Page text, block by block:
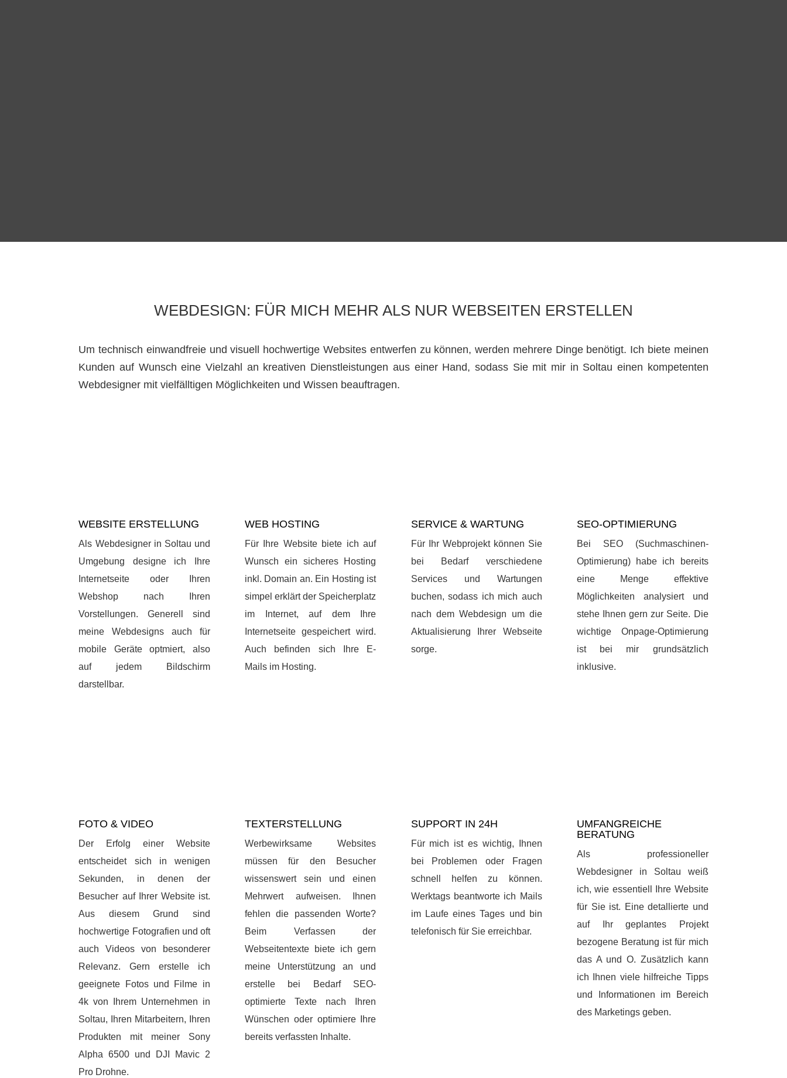
WEBDESIGN: FÜR MICH MEHR ALS NUR WEBSEITEN ERSTELLEN
Um technisch einwandfreie und visuell hochwertige Websites entwerfen zu können, werden mehrere Dinge benötigt. Ich biete meinen
Kunden auf Wunsch eine Vielzahl an kreativen Dienstleistungen aus einer Hand, sodass Sie mit mir in Soltau einen kompetenten
Webdesigner mit vielfälltigen Möglichkeiten und Wissen beauftragen.
WEBSITE ERSTELLUNG
Als Webdesigner in Soltau und
Umgebung designe ich Ihre
Internetseite oder Ihren
Webshop nach Ihren
Vorstellungen. Generell sind
meine Webdesigns auch für
mobile Geräte optmiert, also
auf jedem Bildschirm
darstellbar.
WEB HOSTING
Für Ihre Website biete ich auf
Wunsch ein sicheres Hosting
inkl. Domain an. Ein Hosting ist
simpel erklärt der Speicherplatz
im Internet, auf dem Ihre
Internetseite gespeichert wird.
Auch befinden sich Ihre E-
Mails im Hosting.
SERVICE & WARTUNG
Für Ihr Webprojekt können Sie
bei Bedarf verschiedene
Services und Wartungen
buchen, sodass ich mich auch
nach dem Webdesign um die
Aktualisierung Ihrer Webseite
sorge.
SEO-OPTIMIERUNG
Bei SEO (Suchmaschinen-
Optimierung) habe ich bereits
eine Menge effektive
Möglichkeiten analysiert und
stehe Ihnen gern zur Seite. Die
wichtige Onpage-Optimierung
ist bei mir grundsätzlich
inklusive.
FOTO & VIDEO
Der Erfolg einer Website
entscheidet sich in wenigen
Sekunden, in denen der
Besucher auf Ihrer Website ist.
Aus diesem Grund sind
hochwertige Fotografien und oft
auch Videos von besonderer
Relevanz. Gern erstelle ich
geeignete Fotos und Filme in
4k von Ihrem Unternehmen in
Soltau, Ihren Mitarbeitern, Ihren
Produkten mit meiner Sony
Alpha 6500 und DJI Mavic 2
Pro Drohne.
TEXTERSTELLUNG
Werbewirksame Websites
müssen für den Besucher
wissenswert sein und einen
Mehrwert aufweisen. Ihnen
fehlen die passenden Worte?
Beim Verfassen der
Webseitentexte biete ich gern
meine Unterstützung an und
erstelle bei Bedarf SEO-
optimierte Texte nach Ihren
Wünschen oder optimiere Ihre
bereits verfassten Inhalte.
SUPPORT IN 24H
Für mich ist es wichtig, Ihnen
bei Problemen oder Fragen
schnell helfen zu können.
Werktags beantworte ich Mails
im Laufe eines Tages und bin
telefonisch für Sie erreichbar.
UMFANGREICHE
BERATUNG
Als professioneller
Webdesigner in Soltau weiß
ich, wie essentiell Ihre Website
für Sie ist. Eine detallierte und
auf Ihr geplantes Projekt
bezogene Beratung ist für mich
das A und O. Zusätzlich kann
ich Ihnen viele hilfreiche Tipps
und Informationen im Bereich
des Marketings geben.